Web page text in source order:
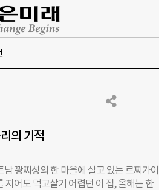
의 기적
꽝찌성의 한 마을에 살고 있는 르찌가이
지어도 먹고살기 어렵던 이 집, 올해는 한